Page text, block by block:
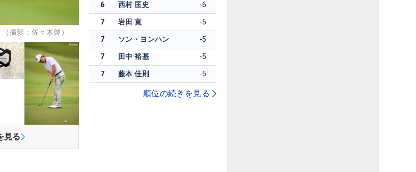
撮影：佐々木啓）
見る
6 西村 匡史 -6
7 岩田 寛 -5
7 ソン・ヨンハン -5
7 田中 裕基 -5
7 藤本 佳則 -5
順位の続きを見る